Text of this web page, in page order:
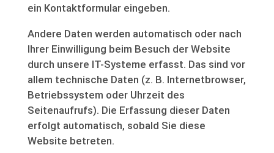
ein Kontaktformular eingeben.
Andere Daten werden automatisch oder nach
Ihrer Einwilligung beim Besuch der Website
durch unsere IT-Systeme erfasst. Das sind vor
allem technische Daten (z. B. Internetbrowser,
Betriebssystem oder Uhrzeit des
Seitenaufrufs). Die Erfassung dieser Daten
erfolgt automatisch, sobald Sie diese
Website betreten.